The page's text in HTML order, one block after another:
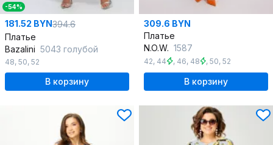
-54%
181.52 BYN394.6
Платье
Bazalini 5043 голубой
48, 50, 52
В корзину
309.6 BYN
Платье
N.O.W. 1587
42, 44 , 46, 48 , 50, 52
В корзину